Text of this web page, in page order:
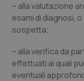
– alla valutazione
esami di diagnosi,
sospetta;
– alla verifica da
effettuati ai quali
eventuali